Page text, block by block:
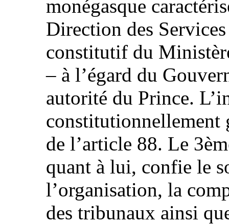
monégasque
Direction des
constitutif du
– à l’égard du
autorité du Prince.
constitutionnellement
de l’article 88. Le
quant à lui, confie le
l’organisation, la
des tribunaux ainsi